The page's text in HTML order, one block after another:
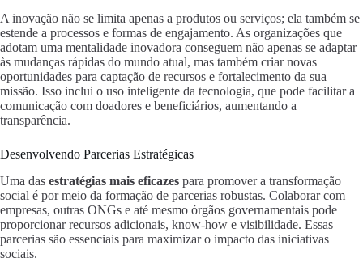
A inovação não se limita apenas a produtos ou serviços; ela também se
estende a processos e formas de engajamento. As organizações que
adotam uma mentalidade inovadora conseguem não apenas se adaptar
às mudanças rápidas do mundo atual, mas também criar novas
oportunidades para captação de recursos e fortalecimento da sua
missão. Isso inclui o uso inteligente da tecnologia, que pode facilitar a
comunicação com doadores e beneficiários, aumentando a
transparência.
Desenvolvendo Parcerias Estratégicas
Uma das estratégias mais eficazes para promover a transformação
social é por meio da formação de parcerias robustas. Colaborar com
empresas, outras ONGs e até mesmo órgãos governamentais pode
proporcionar recursos adicionais, know-how e visibilidade. Essas
parcerias são essenciais para maximizar o impacto das iniciativas
sociais.